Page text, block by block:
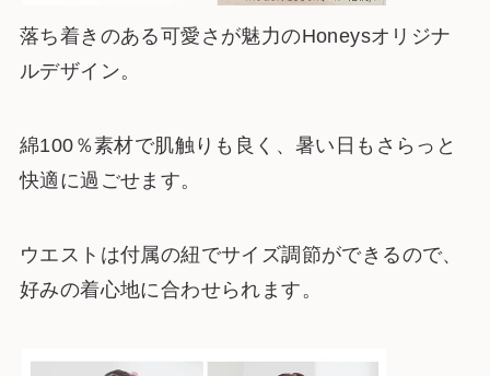
落ち着きのある可愛さが魅力のHoneysオリジナ
ルデザイン。
綿100％素材で肌触りも良く、暑い日もさらっと
快適に過ごせます。
ウエストは付属の紐でサイズ調節ができるので、
好みの着心地に合わせられます。